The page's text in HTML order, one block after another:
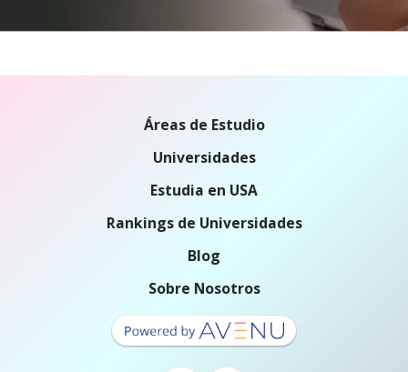
Áreas de Estudio
Universidades
Estudia en USA
Rankings de Universidades
Blog
Sobre Nosotros